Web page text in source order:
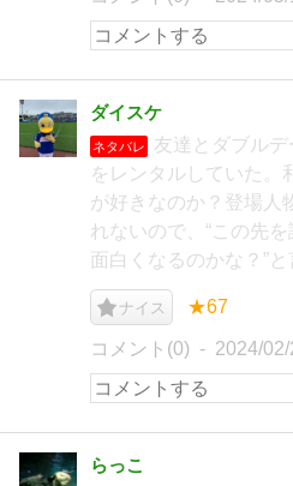
ダイスケ
ネタバレ
友達とダブル
をレンタルしていた。
が好きなのか？登場人
れないので、“この先
面白くなるのかな？”
ナイス ★67
コメント(0) 2024/02/
らっこ